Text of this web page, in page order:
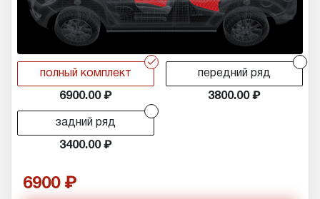
r
полный комплект
6900.00
передний ряд
3800.00
задний ряд
3400.00
6900